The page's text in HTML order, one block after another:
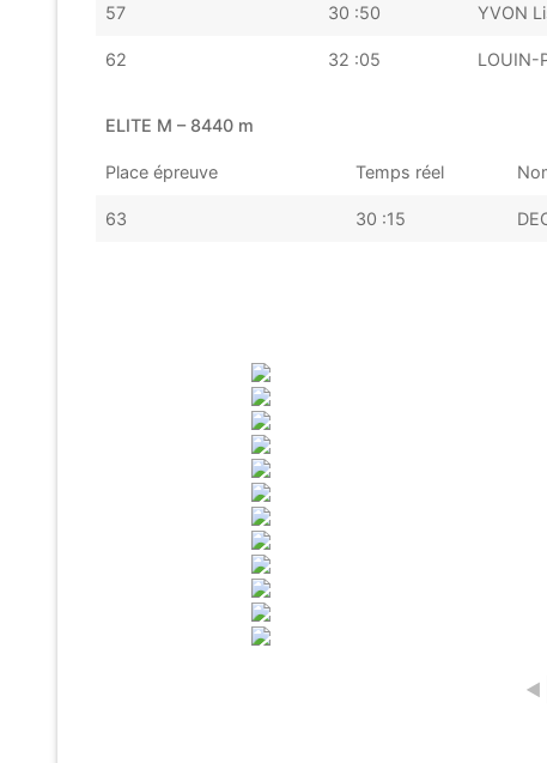
57 30 :50 YVON
62 32 :05 LOUIN-
ELITE M – 8440 m
Place épreuve Temps réel
63 30 :15
◄